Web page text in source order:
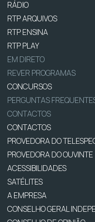
RÁDIO
RTP ARQUIVOS
RTP ENSINA
RTP PLAY
EM DIRETO
REVER PROGRAMAS
CONCURSOS
PERGUNTAS
CONTACTOS
CONTACTOS
PROVEDORA DO
PROVEDORA DO OUVINTE
ACESSIBILIDADES
SATÉLITES
A EMPRESA
CONSELHO GERAL